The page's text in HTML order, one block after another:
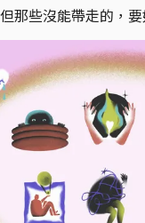
那些沒能帶走的，要